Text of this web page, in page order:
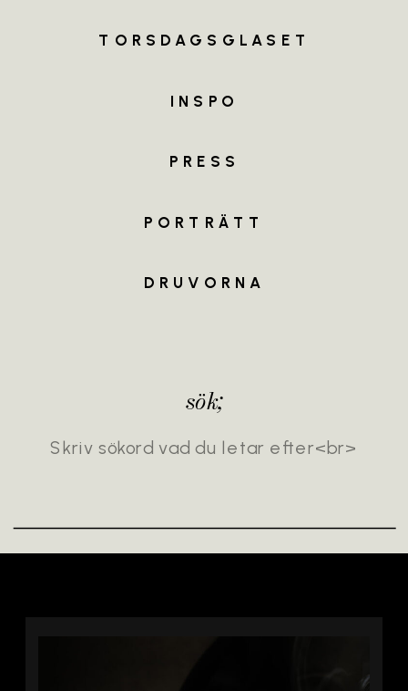
MEET
TEAM
Search
sök;
PORTRÄTT
PRESS
INSPO
TORSDAGSGLASET
DRUVORNA